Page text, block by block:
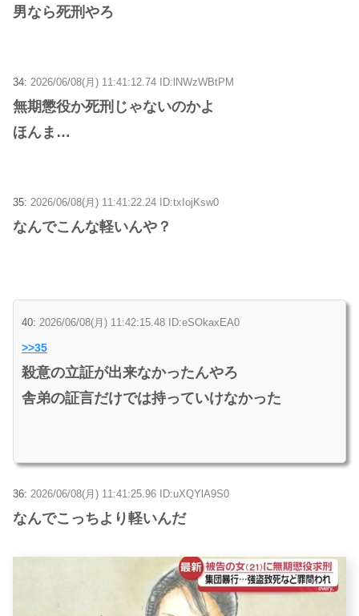
男なら死刑やろ
34: 2026/06/08(月) 11:41:12.74 ID:lNWzWBtPM
無期懲役か死刑じゃないのかよ
ほんま…
35: 2026/06/08(月) 11:41:22.24 ID:txIojKsw0
なんでこんな軽いんや？
40: 2026/06/08(月) 11:42:15.48 ID:eSOkaxEA0
>>35
殺意の立証が出来なかったんやろ
舎弟の証言だけでは持っていけなかった
36: 2026/06/08(月) 11:41:25.96 ID:uXQYlA9S0
なんでこっちより軽いんだ